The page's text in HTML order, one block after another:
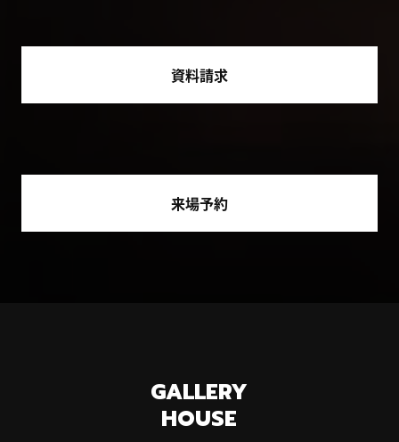
資料請求
来場予約
GALLERY
HOUSE